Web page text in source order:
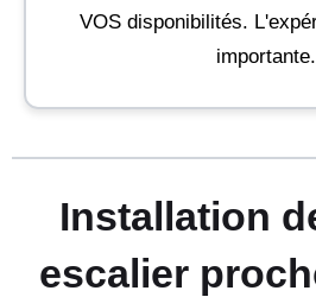
VOS disponibilités.
importante.
Installation
escalier